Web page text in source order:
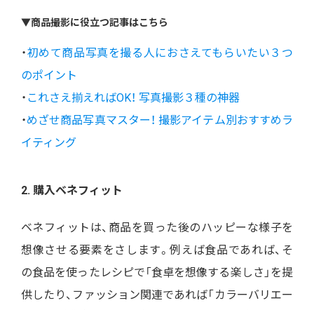
▼商品撮影に役立つ記事はこちら
・初めて商品写真を撮る人におさえてもらいたい３つ
のポイント
・ これさえ揃えればOK！ 写真撮影３種の神器
・めざせ商品写真マスター！ 撮影アイテム別おすすめラ
イティング
2. 購入ベネフィット
ベネフィットは、商品を買った後のハッピーな様子を
想像させる要素をさします。例えば食品であれば、そ
の食品を使ったレシピで「食卓を想像する楽しさ」を提
供したり、ファッション関連であれば「カラーバリエー